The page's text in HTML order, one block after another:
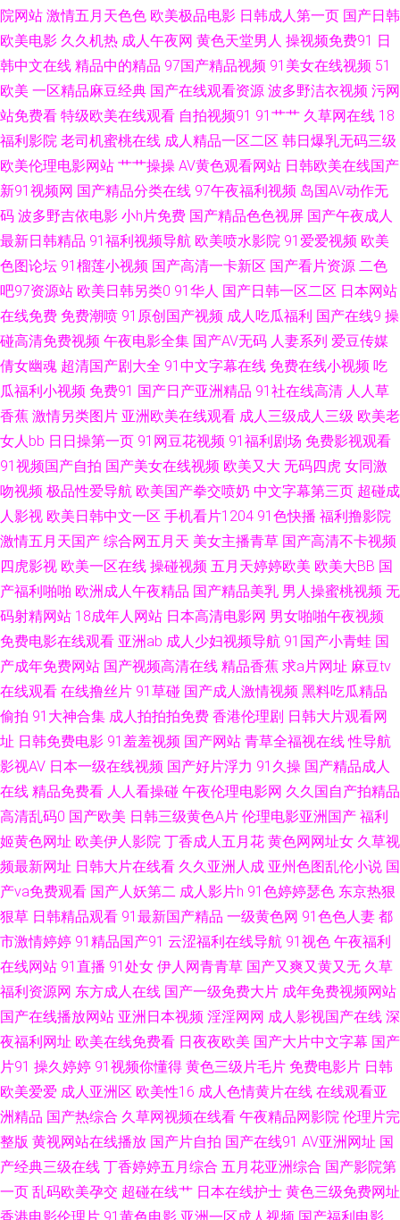
91Z网站 国产精品色婷婷 91系列在线观看免费 色天堂亚洲久久 91视频国产
熟女 九1看片 亚洲偷牌自拍 国产精品久久色 午夜青青草在线 91性人人 91视
片网页 伦理影院 91成社区 国产永久线路 亚洲私人网熟女91 AV天堂五月天
你懂的 日本久久视 91精品熟妇视频 国产真实乱婬95视频 51极品视频 国产
黄a三级大片 午夜福利资源 www91网址 日干射操逼 91婷婷和 久久人妻久久
中文字幕久荜 福利午夜 色四虎酒店 亚洲先锋电影 超碰免费人妻97 日韩少妇
女丝袜 无码人妻1206 成人性视频网站 手机福利刺激伦理片 97操电影院 日
韩欧美国产精码蜜 91视频国产精品观看 久久爱九九 尤物无码免费观看 超碰
人人人91 午夜男女 超碰在线免费91 日韩视频123 91视频精选 久热服务AV
91av操操操 丁香婷婷综合激情 色五月婷婷亚洲天堂 91在线视频福利观看 先
锋影音女同蕾絲 操你妹逼片网站 青草娱乐网 91视频国产 毛片操逼91福利
91福利官 国产久久麻豆精品免费 香蕉视频黄在线观看 九九在线热播新地址
91福利导航网 九九热无码 91福利国产视频 国产精品资源 午夜国产95 99在
线老司机福利 日本成人在线观看一区 av激情网站 日韩欧美国产精码蜜 91玉
线观看 久热99热热 91视屏国产在线 欧美图片国产视屏 91殴美 久热免费在
线 91传媒在线观收看 国产群pAV视频 在线伊人9 国产AV资源站 午夜神马福
利社 国产欧美成人精品综合 91www看黄色软件 国产欧美综合系列在线 影音
先锋色色网 91次源 91情趣电影 欧美人SSS在线 91社国产剧情 日韩色情妈妈
mv限免在线 成人网在线 四虎性交影院 国产区精品学生妹 中文欧美日韩在线
精品国产乱 91传媒网站视频 九1免费网页观看 91se国产视频 国产精品夜夜
嗨 亚洲午夜久久 久草国内 91巨炮永久 久久福利一二区 91九色蝌蚪中文 久
久艹伊人 91花探 九九综合 91成人处女 国内操B视频 51自拍视频网 国产久
艹精品 91网站在线看 91黄色看片 91色美白乳 国产婷婷视频91页 91视频精
院网站 激情五月天色色 欧美极品电影 日韩成人第一页 国产日韩
欧美电影 久久机热 成人午夜网 黄色天堂男人 操视频免费91 日
韩中文在线 精品中的精品 97国产精品视频 91美女在线视频 51
欧美 一区精品麻豆经典 国产在线观看资源 波多野洁衣视频 污网
站免费看 特级欧美在线观看 自拍视频91 91艹艹 久草网在线 18
福利影院 老司机蜜桃在线 成人精品一区二区 韩日爆乳无码三级
欧美伦理电影网站 艹艹操操 AV黄色观看网站 日韩欧美在线国产
新91视频网 国产精品分类在线 97午夜福利视频 岛国AV动作无
码 波多野吉依电影 小h片免费 国产精品色色视屏 国产午夜成人
最新日韩精品 91福利视频导航 欧美喷水影院 91爱爱视频 欧美
色图论坛 91榴莲小视频 国产高清一卡新区 国产看片资源 二色
吧97资源站 欧美日韩另类0 91华人 国产日韩一区二区 日本网站
在线免费 免费潮喷 91原创国产视频 成人吃瓜福利 国产在线9 操
碰高清免费视频 午夜电影全集 国产AV无码 人妻系列 爱豆传媒
倩女幽魂 超清国产剧大全 91中文字幕在线 免费在线小视频 吃
瓜福利小视频 免费91 国产日产亚洲精品 91社在线高清 人人草
香蕉 激情另类图片 亚洲欧美在线观看 成人三级成人三级 欧美老
女人bb 日日操第一页 91网豆花视频 91福利剧场 免费影视观看
91视频国产自拍 国产美女在线视频 欧美又大 无码四虎 女同激
吻视频 极品性爱导航 欧美国产拳交喷奶 中文字幕第三页 超碰成
人影视 欧美日韩中文一区 手机看片1204 91色快播 福利撸影院
激情五月天国产 综合网五月天 美女主播青草 国产高清不卡视频
四虎影视 欧美一区在线 操碰视频 五月天婷婷欧美 欧美大BB 国
产福利啪啪 欧洲成人午夜精品 国产精品美乳 男人操蜜桃视频 无
码射精网站 18成年人网站 日本高清电影网 男女啪啪午夜视频
免费电影在线观看 亚洲ab 成人少妇视频导航 91国产小青蛙 国
产成年免费网站 国产视频高清在线 精品香蕉 求a片网址 麻豆tv
在线观看 在线撸丝片 91草碰 国产成人激情视频 黑料吃瓜精品
偷拍 91大神合集 成人拍拍拍免费 香港伦理剧 日韩大片观看网
址 日韩免费电影 91羞羞视频 国产网站 青草全福视在线 性导航
影视AV 日本一级在线视频 国产好片浮力 91久操 国产精品成人
在线 精品免费看 人人看操碰 午夜伦理电影网 久久国自产拍精品
高清乱码0 国产欧美 日韩三级黄色A片 伦理电影亚洲国产 福利
姬黄色网址 欧美伊人影院 丁香成人五月花 黄色网网址女 久草视
频最新网址 日韩大片在线看 久久亚洲人成 亚州色图乱伦小说 国
产va免费观看 国产人妖第二 成人影片h 91色婷婷瑟色 东京热狠
狠草 日韩精品观看 91最新国产精品 一级黄色网 91色色人妻 都
市激情婷婷 91精品国产91 云涩福利在线导航 91视色 午夜福利
在线网站 91直播 91处女 伊人网青青草 国产又爽又黄又无 久草
福利资源网 东方成人在线 国产一级免费大片 成年免费视频网站
国产在线播放网站 亚洲日本视频 淫淫网网 成人影视国产在线 深
夜福利网址 欧美在线免费看 日夜夜欧美 国产大片中文字幕 国产
片91 操久婷婷 91视频你懂得 黄色三级片毛片 免费电影片 日韩
欧美爱爱 成人亚洲区 欧美性16 成人色情黄片在线 在线观看亚
洲精品 国产热综合 久草网视频在线看 午夜精品网影院 伦理片完
整版 黄视网站在线播放 国产片自拍 国产在线91 AV亚洲网址 国
产经典三级在线 丁香婷婷五月综合 五月花亚洲综合 国产影院第
一页 乱码欧美孕交 超碰在线艹 日本在线护士 黄色三级免费网址